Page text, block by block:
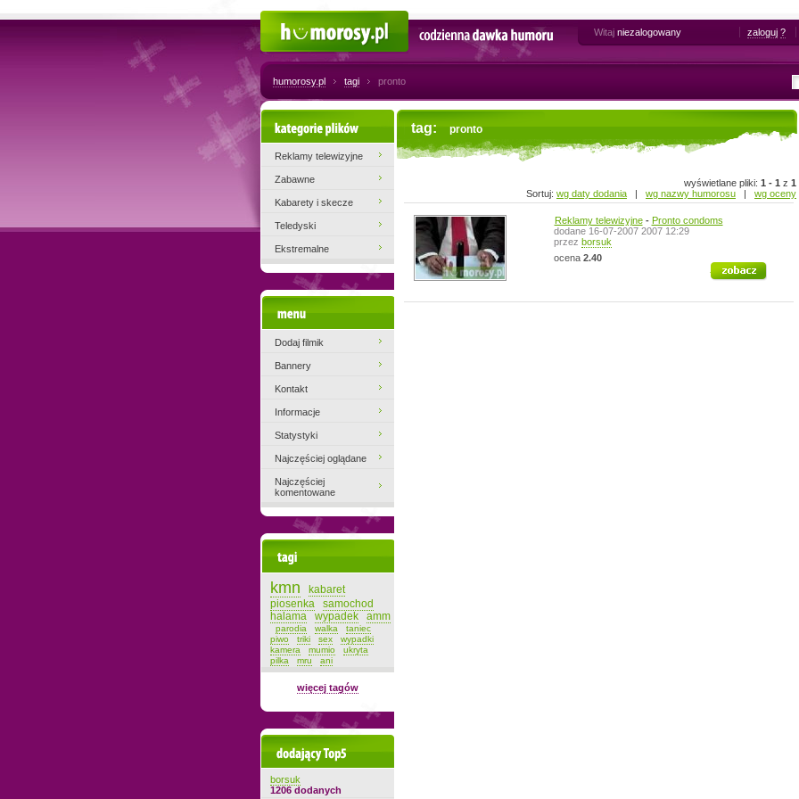
Codzienna dawka humoru
Witaj niezalogowany zaloguj ?
humorosy.pl tagi pronto
tag: pronto
wyświetlane pliki: 1 - 1 z 1
Sortuj: wg daty dodania | wg nazwy humorosu | wg oceny
Reklamy telewizyjne- Pronto condoms
dodane 16-07-2007 2007 12:29
przez borsuk
ocena 2.40
zobacz
Kategorie plików
Reklamy telewizyjne
Zabawne
Kabarety i skecze
Teledyski
Ekstremalne
Dodaj filmik
Bannery
Kontakt
Informacje
Statystyki
Najczęściej oglądane
Najczęściej
komentowane
kmn
kabaret
piosenka
samochod
halama
wypadek amm
parodia walka
taniec
piwo
triki sex
wypadki
kamera
mumio
ukryta
pilka
mru ani
więcej tagów
Dodający top-5
borsuk
1206 dodanych